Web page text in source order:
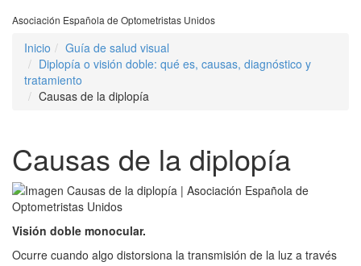
Asociación Española de Optometristas Unidos
Inicio
Guía de salud visual
Diplopía o visión doble: qué es, causas, diagnóstico y
tratamiento
Causas de la diplopía
Causas de la diplopía
Visión doble monocular.
Ocurre cuando algo distorsiona la transmisión de la luz a través